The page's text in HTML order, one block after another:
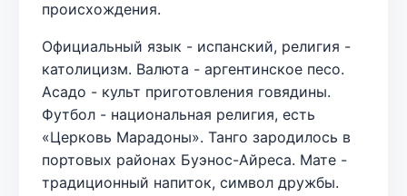
происхождения.
Официальный язык - испанский, религия -
католицизм. Валюта - аргентинское песо.
Асадо - культ приготовления говядины.
Футбол - национальная религия, есть
«Церковь Марадоны». Танго зародилось в
портовых районах Буэнос-Айреса. Мате -
традиционный напиток, символ дружбы.